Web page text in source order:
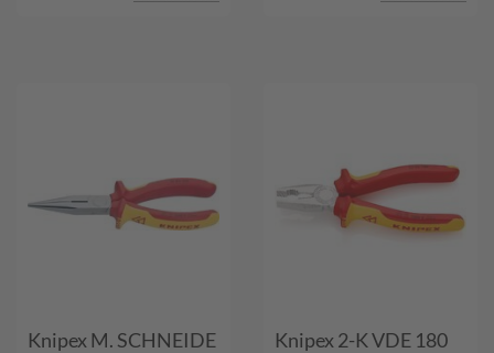
Knipex M. SCHNEIDE
Knipex 2-K VDE 180